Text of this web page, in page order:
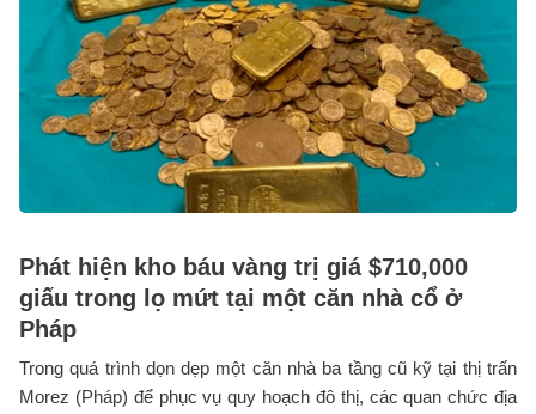
Phát hiện kho báu vàng trị giá $710,000
giấu trong lọ mứt tại một căn nhà cổ ở
Pháp
Trong quá trình dọn dẹp một căn nhà ba tầng cũ kỹ tại thị trấn
Morez (Pháp) để phục vụ quy hoạch đô thị, các quan chức địa